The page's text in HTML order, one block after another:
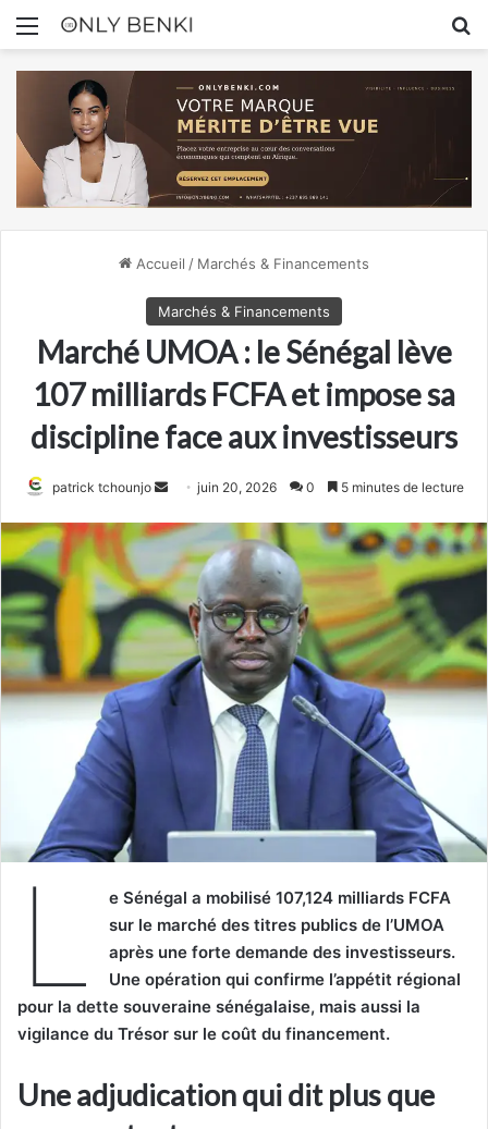
Menu
Accueil / Marchés & Financements
Marchés & Financements
Marché UMOA : le Sénégal lève
107 milliards FCFA et impose sa
discipline face aux investisseurs
patrick tchounjo
Envoyer
courriel
juin 20, 2026 0 5 minutes de lecture
L
e Sénégal a mobilisé 107,124 milliards FCFA
sur le marché des titres publics de l’UMOA
après une forte demande des investisseurs.
Une opération qui confirme l’appétit régional
pour la dette souveraine sénégalaise, mais aussi la
vigilance du Trésor sur le coût du financement.
Une adjudication qui dit plus que